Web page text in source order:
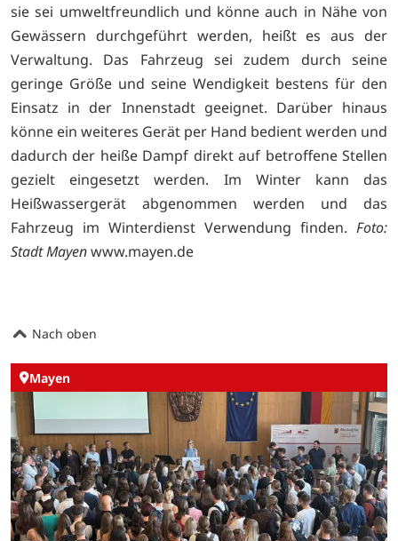
sie sei umweltfreundlich und könne auch in Nähe von
Gewässern durchgeführt werden, heißt es aus der
Verwaltung. Das Fahrzeug sei zudem durch seine
geringe Größe und seine Wendigkeit bestens für den
Einsatz in der Innenstadt geeignet. Darüber hinaus
könne ein weiteres Gerät per Hand bedient werden und
dadurch der heiße Dampf direkt auf betroffene Stellen
gezielt eingesetzt werden. Im Winter kann das
Heißwassergerät abgenommen werden und das
Fahrzeug im Winterdienst Verwendung finden. Foto:
Stadt Mayenwww.mayen.de
Nach oben
Mayen